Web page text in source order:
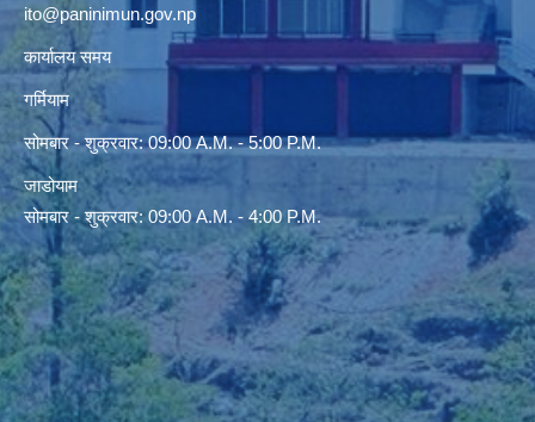
ito@paninimun.gov.np
कार्यालय समय
गर्मियाम
सोमबार - शुक्रवार: 09:00 A.M. - 5:00 P.M.
जाडोयाम
सोमबार - शुक्रवार: 09:00 A.M. - 4:00 P.M.